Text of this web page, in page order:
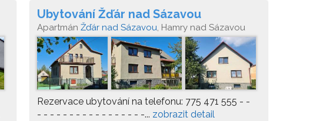
Ubytování Žďár nad Sázavou
Apartmán Žďár nad Sázavou, Hamry nad Sázavou
341, 591 01
Rezervace ubytování na telefonu: 775 471 555 - -
- - - - - - - - - - - - - - - - -... zobrazit detail